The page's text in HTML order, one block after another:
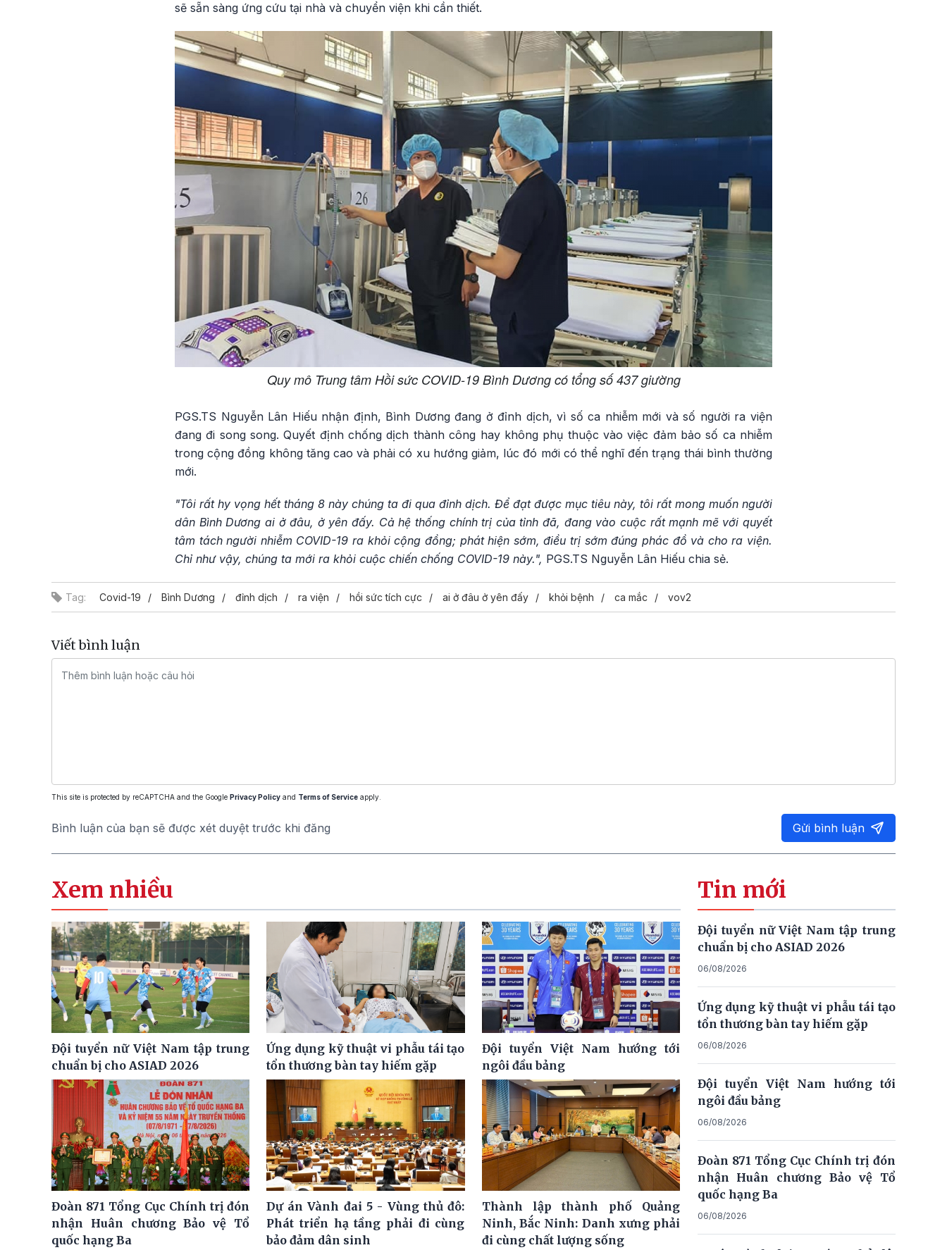
sẽ sẵn sàng ứng cứu tại nhà và chuyển viện khi cần thiết.
Quy mô Trung tâm Hồi sức COVID-19 Bình Dương có tổng số 437 giường
PGS.TS Nguyễn Lân Hiếu nhận định, Bình Dương đang ở đỉnh dịch, vì số ca nhiễm mới và số người ra viện
đang đi song song. Quyết định chống dịch thành công hay không phụ thuộc vào việc đảm bảo số ca nhiễm
trong cộng đồng không tăng cao và phải có xu hướng giảm, lúc đó mới có thể nghĩ đến trạng thái bình thường
mới.
"Tôi rất hy vọng hết tháng 8 này chúng ta đi qua đỉnh dịch. Để đạt được mục tiêu này, tôi rất mong muốn người
dân Bình Dương ai ở đâu, ở yên đấy. Cả hệ thống chính trị của tỉnh đã, đang vào cuộc rất mạnh mẽ với quyết
tâm tách người nhiễm COVID-19 ra khỏi cộng đồng; phát hiện sớm, điều trị sớm đúng phác đồ và cho ra viện.
Chỉ như vậy, chúng ta mới ra khỏi cuộc chiến chống COVID-19 này.", PGS.TS Nguyễn Lân Hiếu chia sẻ.
Tag: Covid-19 Bình Dương đỉnh dịch ra viện hồi sức tích cực ai ở đâu ở yên đấy khỏi bệnh ca mắc vov2
Viết bình luận
This site is protected by reCAPTCHA and the Google Privacy Policy and Terms of Service apply.
Bình luận của bạn sẽ được xét duyệt trước khi đăng Gửi bình luận
Xem nhiều
Đội tuyển nữ Việt Nam tập trung
chuẩn bị cho ASIAD 2026
Ứng dụng kỹ thuật vi phẫu tái tạo
tổn thương bàn tay hiếm gặp
Đội tuyển Việt Nam hướng tới
ngôi đầu bảng
Đoàn 871 Tổng Cục Chính trị đón
nhận Huân chương Bảo vệ Tổ
quốc hạng Ba
Dự án Vành đai 5 - Vùng thủ đô:
Phát triển hạ tầng phải đi cùng
bảo đảm dân sinh
Thành lập thành phố Quảng
Ninh, Bắc Ninh: Danh xưng phải
đi cùng chất lượng sống
Tin mới
Đội tuyển nữ Việt Nam tập trung
chuẩn bị cho ASIAD 2026
06/08/2026
Ứng dụng kỹ thuật vi phẫu tái tạo
tổn thương bàn tay hiếm gặp
06/08/2026
Đội tuyển Việt Nam hướng tới
ngôi đầu bảng
06/08/2026
Đoàn 871 Tổng Cục Chính trị đón
nhận Huân chương Bảo vệ Tổ
quốc hạng Ba
06/08/2026